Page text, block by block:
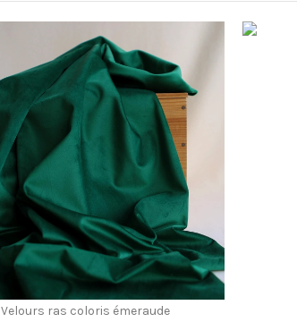
Velours ras coloris émeraude